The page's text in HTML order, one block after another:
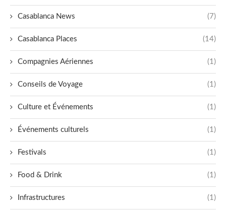
Casablanca News (7)
Casablanca Places (14)
Compagnies Aériennes (1)
Conseils de Voyage (1)
Culture et Événements (1)
Événements culturels (1)
Festivals (1)
Food & Drink (1)
Infrastructures (1)